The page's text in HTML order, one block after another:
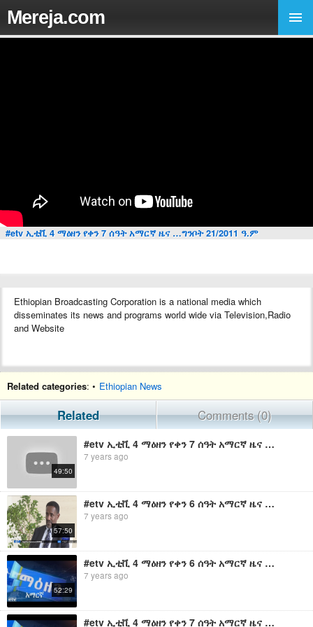
Mereja.com
#etv ኢቲቪ 4 ማዕዘን የቀን 7 ሰዓት አማርኛ ዜና …ግንቦት 21/2011 ዓ.ም
Ethiopian Broadcasting Corporation is a national media which
disseminates its news and programs world wide via Television,Radio
and Website
Related categories: • Ethiopian News
Related Comments (0)
49:50
#etv ኢቲቪ 4 ማዕዘን የቀን 7 ሰዓት አማርኛ ዜና …ግንቦት 30/2011 ዓ.ም
7 years ago
57:50
#etv ኢቲቪ 4 ማዕዘን የቀን 6 ሰዓት አማርኛ ዜና …ግንቦት 21/2011 ዓ.ም
7 years ago
52:29
#etv ኢቲቪ 4 ማዕዘን የቀን 6 ሰዓት አማርኛ ዜና …ግንቦት 22/2011 ዓ.ም
7 years ago
#etv ኢቲቪ 4 ማዕዘን የቀን 7 ሰዓት አማርኛ ዜና …ግንቦት 30/2011 ዓ.ም